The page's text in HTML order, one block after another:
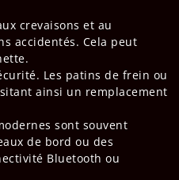
crevaisons et au
accidentés. Cela peut
Les patins de frein ou
ainsi un remplacement
sont souvent
de bord ou des
Bluetooth ou